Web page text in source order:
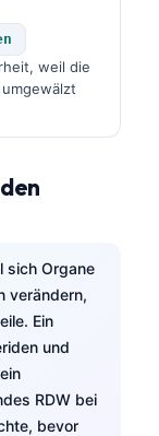
weil die
sich Organe
verändern,
Ein
und
RDW bei
bevor